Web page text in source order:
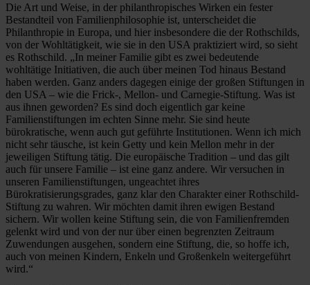
Die Art und Weise, in der philanthropisches Wirken ein fester
Bestandteil von Familienphilosophie ist, unterscheidet die
Philanthropie in Europa, und hier insbesondere die der Rothschilds,
von der Wohltätigkeit, wie sie in den USA praktiziert wird, so sieht
es Rothschild. „In meiner Familie gibt es zwei bedeutende
wohltätige Initiativen, die auch über meinen Tod hinaus Bestand
haben werden. Ganz anders dagegen einige der großen Stiftungen in
den USA – wie die Frick-, Mellon- und Carnegie-Stiftung. Was ist
aus ihnen geworden? Es sind doch eigentlich gar keine
Familienstiftungen im echten Sinne mehr. Sie sind heute
bürokratische, wenn auch gut geführte Institutionen. Wenn ich mich
nicht sehr täusche, ist kein Getty und kein Mellon mehr in der
jeweiligen Stiftung tätig. Die europäische Tradition – und das gilt
auch für unsere Familie – ist eine ganz andere. Wir versuchen in
unseren Familienstiftungen, ungeachtet ihres
Bürokratisierungsgrades, ganz klar den Charakter einer Rothschild-
Stiftung zu wahren. Wir möchten damit ihren ewigen Bestand
sichern. Wir wollen keine Stiftung sein, die von Familienfremden
gelenkt wird und von der nur über einen begrenzten Zeitraum
Zuwendungen ausgehen, sondern eine Stiftung, die, so hoffe ich,
auch von meinen Kindern, Enkeln und Großenkeln weitergeführt
wird.“